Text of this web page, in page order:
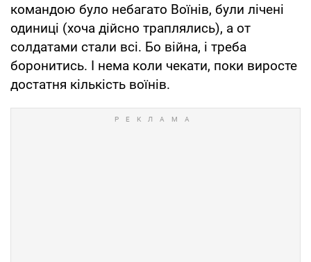
командою було небагато Воїнів, були лічені
одиниці (хоча дійсно траплялись), а от
солдатами стали всі. Бо війна, і треба
боронитись. І нема коли чекати, поки виросте
достатня кількість воїнів.